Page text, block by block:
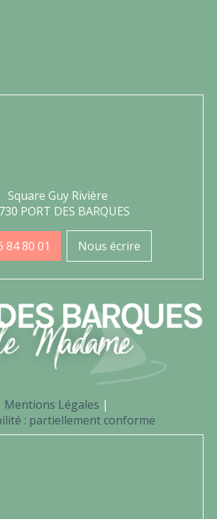
Square Guy Rivière
PORT DES BARQUES
84 80 01 Nous écrire
Mentions Légales
: partiellement conforme